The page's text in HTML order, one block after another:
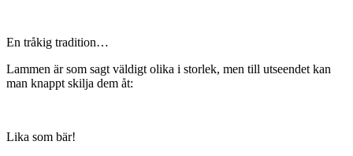
En tråkig tradition…
Lammen är som sagt väldigt olika i storlek, men till utseendet kan
man knappt skilja dem åt:
Lika som bär!